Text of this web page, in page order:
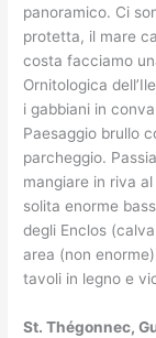
panoramico. Ci
protetta, il mare
costa facciamo
Ornitologica
i gabbiani in
Paesaggio brullo
parcheggio.
mangiare in riva
solita enorme
degli Enclos
area (non
tavoli in legno e
St. Thégonnec,